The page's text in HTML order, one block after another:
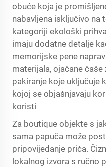
obuće koja je
nabavljena isključivo na
kategoriji ekološki
imaju dodatne detalje
memorijske pene
materijala, ojačane
pakiranje koje uključuje
kojoj se objašnjavaju
koristi
Za boutique objekte s
sama papuča može
pripovijedanje priča.
lokalnog izvora s ručno